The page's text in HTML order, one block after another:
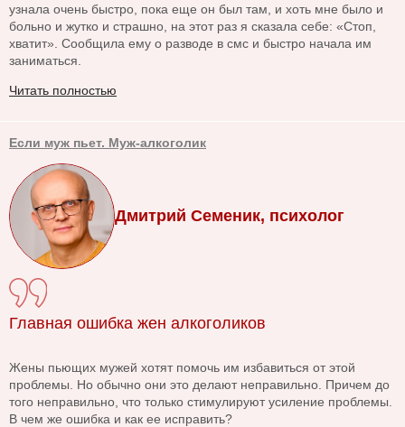
узнала очень быстро, пока еще он был там, и хоть мне было и
больно и жутко и страшно, на этот раз я сказала себе: «Стоп,
хватит». Сообщила ему о разводе в смс и быстро начала им
заниматься.
Читать полностью
Если муж пьет. Муж-алкоголик
Дмитрий Семеник, психолог
Главная ошибка жен алкоголиков
Жены пьющих мужей хотят помочь им избавиться от этой
проблемы. Но обычно они это делают неправильно. Причем до
того неправильно, что только стимулируют усиление проблемы.
В чем же ошибка и как ее исправить?